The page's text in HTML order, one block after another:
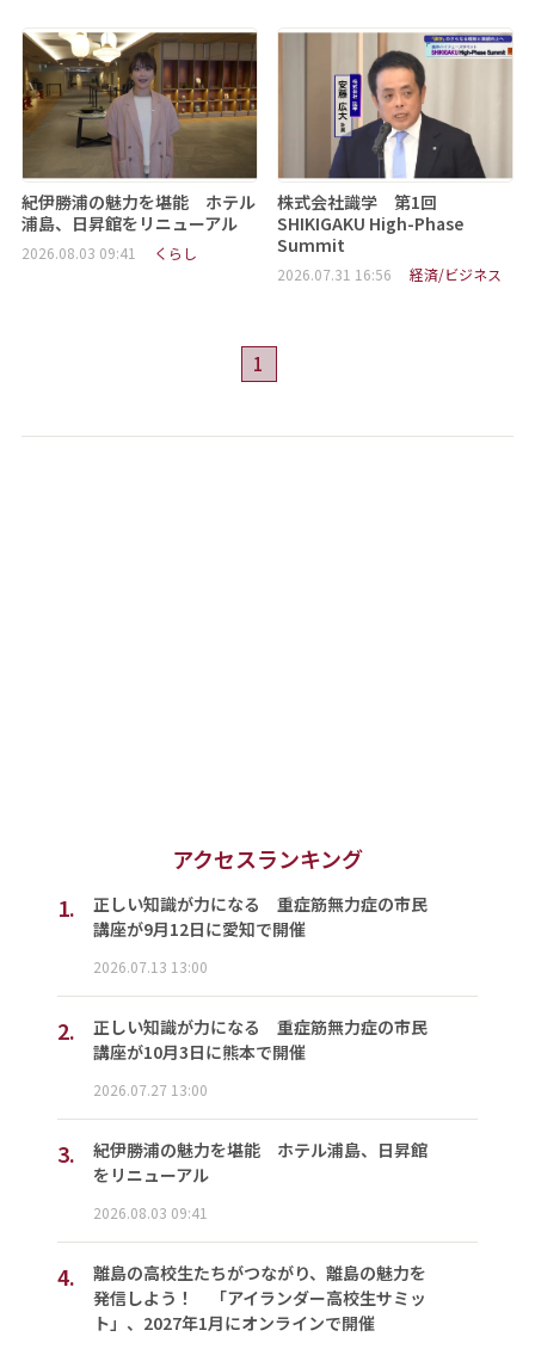
紀伊勝浦の魅力を堪能 ホテル
浦島、日昇館をリニューアル
2026.08.03 09:41 くらし
株式会社識学 第1回
SHIKIGAKU High-Phase
Summit
2026.07.31 16:56 経済/ビジネス
1
アクセスランキング
1.
正しい知識が力になる 重症筋無力症の市民
講座が9月12日に愛知で開催
2026.07.13 13:00
2.
正しい知識が力になる 重症筋無力症の市民
講座が10月3日に熊本で開催
2026.07.27 13:00
3.
紀伊勝浦の魅力を堪能 ホテル浦島、日昇館
をリニューアル
2026.08.03 09:41
4.
離島の高校生たちがつながり、離島の魅力を
発信しよう！ 「アイランダー高校生サミッ
ト」、2027年1月にオンラインで開催